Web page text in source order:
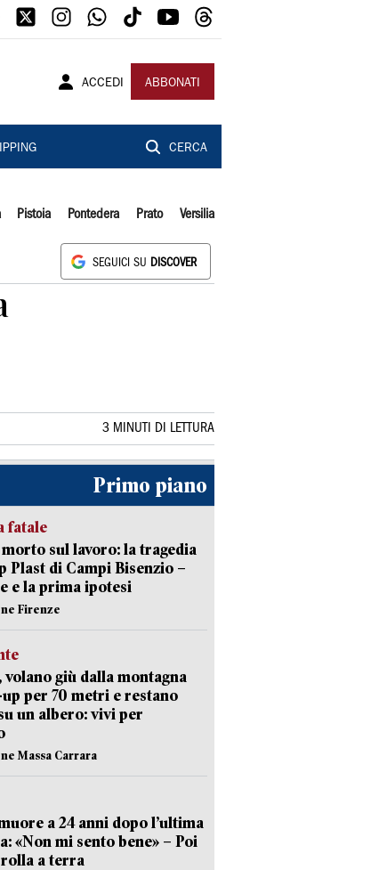
ACCEDI ABBONATI
CERCA
Pistoia Pontedera Prato Versilia
SEGUICI SU DISCOVER
3 MINUTI DI LETTURA
Primo piano
fatale
sul lavoro: la tragedia
Plast di Campi Bisenzio –
e la prima ipotesi
Firenze
volano giù dalla montagna
per 70 metri e restano
un albero: vivi per
Massa Carrara
a 24 anni dopo l’ultima
«Non mi sento bene» – Poi
a terra